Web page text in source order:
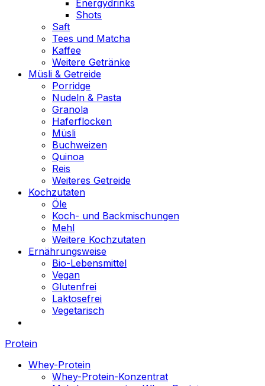
Energydrinks
Shots
Saft
Tees und Matcha
Kaffee
Weitere Getränke
Müsli & Getreide
Porridge
Nudeln & Pasta
Granola
Haferflocken
Müsli
Buchweizen
Quinoa
Reis
Weiteres Getreide
Kochzutaten
Öle
Koch- und Backmischungen
Mehl
Weitere Kochzutaten
Ernährungsweise
Bio-Lebensmittel
Vegan
Glutenfrei
Laktosefrei
Vegetarisch
Protein
Whey-Protein
Whey-Protein-Konzentrat